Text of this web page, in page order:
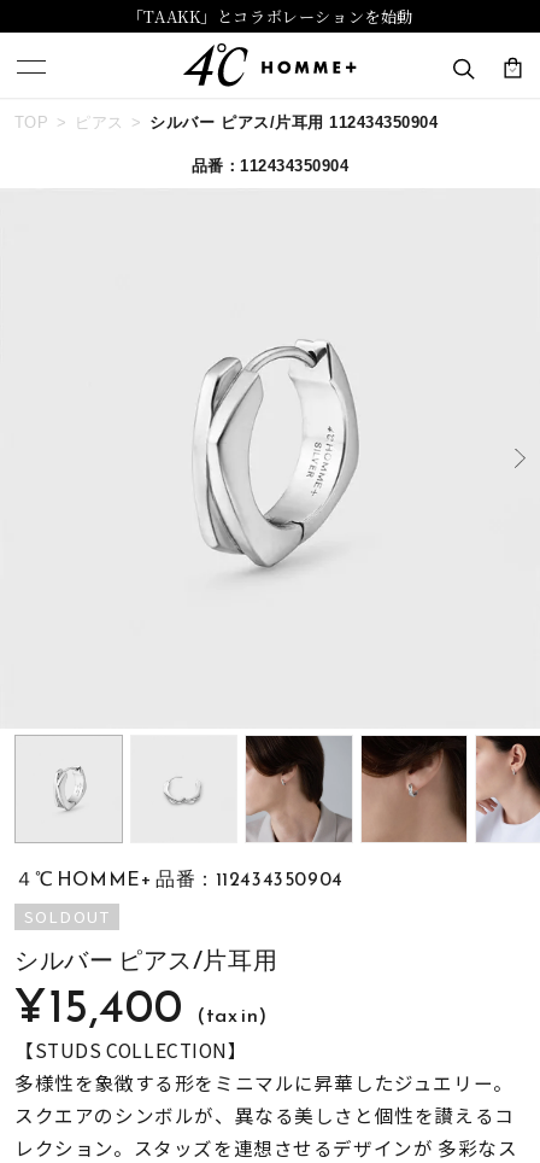
「TAAKK」とコラボレーションを始動
キーワードで検索する
#くまのプーさん
誕生石
石の色
ファッションテイス
ト
着用シーン
TOP ピアス シルバー ピアス/片耳用 112434350904
品番：112434350904
４℃ HOMME+ 品番：112434350904
SOLDOUT
シルバー ピアス/片耳用
¥15,400 (tax in)
【STUDS COLLECTION】
多様性を象徴する形をミニマルに昇華したジュエリー。
スクエアのシンボルが、異なる美しさと個性を讃えるコ
レクション。スタッズを連想させるデザインが 多彩なス